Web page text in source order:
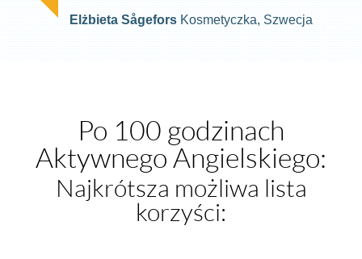
Elżbieta Sågefors Kosmetyczka, Szwecja
Po 100 godzinach
Aktywnego Angielskiego:
Najkrótsza możliwa lista
korzyści: